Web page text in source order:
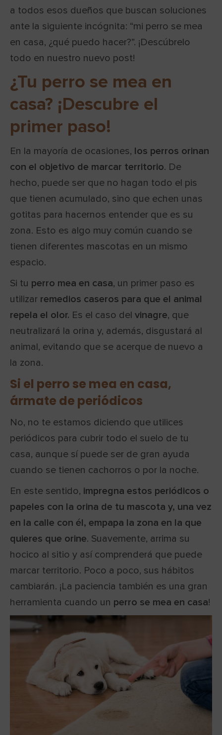
a todos esos dueños que buscan soluciones
ante la siguiente incógnita: “mi perro se mea
en casa, ¿qué puedo hacer?”. ¡Descúbrelo
todo en nuestro nuevo post!
¿Tu perro se mea en
casa? ¡Descubre el
primer paso!
En la mayoría de ocasiones, los perros orinan
con el objetivo de marcar territorio. De
hecho, puede ser que no hagan todo el pis
que tienen acumulado, sino que echen unas
gotitas para hacernos entender que es su
zona. Esto es algo muy común cuando se
tienen diferentes mascotas en un mismo
espacio.
Si tu perro mea en casa, un primer paso es
utilizar remedios caseros para que el animal
repela el olor. Es el caso del vinagre, que
neutralizará la orina y, además, disgustará al
animal, evitando que se acerque de nuevo a
la zona.
Si el perro se mea en casa,
ármate de periódicos
No, no te estamos diciendo que utilices
periódicos para cubrir todo el suelo de tu
casa, aunque sí puede ser de gran ayuda
cuando se tienen cachorros o por la noche.
En este sentido, impregna estos periódicos o
papeles con la orina de tu mascota y, una vez
en la calle con él, empapa la zona en la que
quieres que orine. Suavemente, arrima su
hocico al sitio y así comprenderá que puede
marcar territorio. Poco a poco, sus hábitos
cambiarán. ¡La paciencia también es una gran
herramienta cuando un perro se mea en casa!